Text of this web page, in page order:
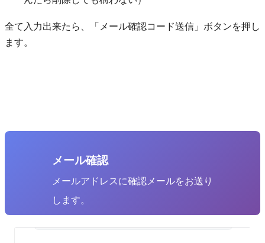
全て入力出来たら、「メール確認コード送信」ボタンを押し
ます。
メール確認
メールアドレスに確認メールをお送り
します。